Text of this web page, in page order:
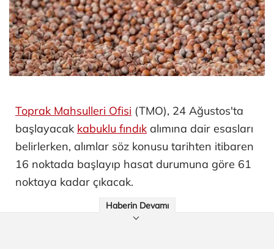
Toprak Mahsulleri Ofisi (TMO), 24 Ağustos'ta
başlayacak kabuklu fındık alımına dair esasları
belirlerken, alımlar söz konusu tarihten itibaren
16 noktada başlayıp hasat durumuna göre 61
noktaya kadar çıkacak.
Haberin Devamı